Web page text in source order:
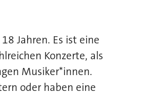
Jahren. Es ist eine
Konzerte, als
Musiker*innen.
oder haben eine